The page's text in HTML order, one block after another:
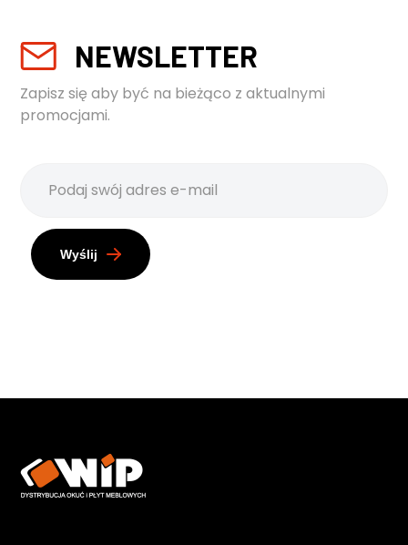
NEWSLETTER
Zapisz się aby być na bieżąco z aktualnymi
promocjami.
Wyślij